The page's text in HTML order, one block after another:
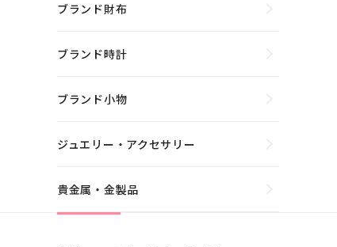
ブランド財布
ブランド時計
ブランド小物
ジュエリー・アクセサリー
貴金属・金製品